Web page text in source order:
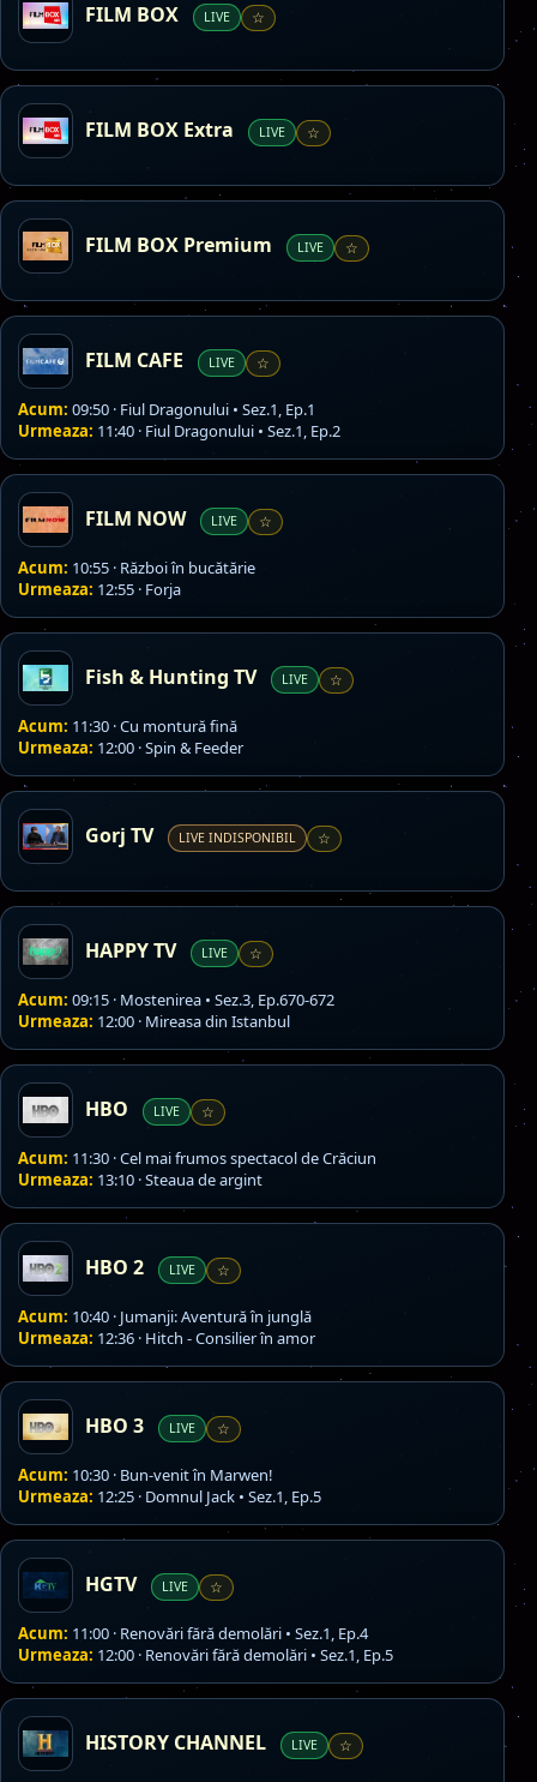
FILM BOX LIVE ☆
FILM BOX Extra LIVE ☆
FILM BOX Premium LIVE ☆
FILM CAFE LIVE ☆
Acum: 09:50 · Fiul Dragonului • Sez.1, Ep.1
Urmeaza: 11:40 · Fiul Dragonului • Sez.1, Ep.2
FILM NOW LIVE ☆
Acum: 10:55 · Război în bucătărie
Urmeaza: 12:55 · Forja
Fish & Hunting TV LIVE ☆
Acum: 11:30 · Cu montură fină
Urmeaza: 12:00 · Spin & Feeder
Gorj TV LIVE INDISPONIBIL ☆
HAPPY TV LIVE ☆
Acum: 09:15 · Mostenirea • Sez.3, Ep.670-672
Urmeaza: 12:00 · Mireasa din Istanbul
HBO LIVE ☆
Acum: 11:30 · Cel mai frumos spectacol de Crăciun
Urmeaza: 13:10 · Steaua de argint
HBO 2 LIVE ☆
Acum: 10:40 · Jumanji: Aventură în junglă
Urmeaza: 12:36 · Hitch - Consilier în amor
HBO 3 LIVE ☆
Acum: 10:30 · Bun-venit în Marwen!
Urmeaza: 12:25 · Domnul Jack • Sez.1, Ep.5
HGTV LIVE ☆
Acum: 11:00 · Renovări fără demolări • Sez.1, Ep.4
Urmeaza: 12:00 · Renovări fără demolări • Sez.1, Ep.5
HISTORY CHANNEL LIVE ☆